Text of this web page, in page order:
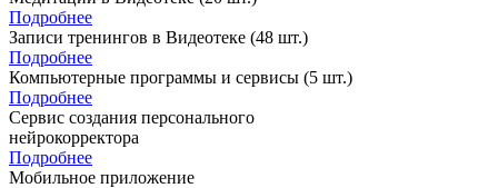
Подробнее
Записи тренингов в Видеотеке (48 шт.)
Подробнее
Компьютерные программы и сервисы (5 шт.)
Подробнее
Сервис создания персонального
нейрокорректора
Подробнее
Мобильное приложение